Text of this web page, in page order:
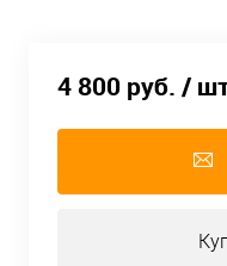
4 800 руб. /